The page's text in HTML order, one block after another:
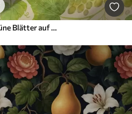
Tapeten Trauben und grüne Blätter auf hellem Hintergrund